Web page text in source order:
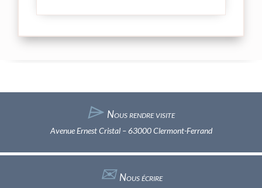
⌲ Nous rendre visite
Avenue Ernest Cristal – 63000 Clermont-Ferrand
✉︎Nous écrire